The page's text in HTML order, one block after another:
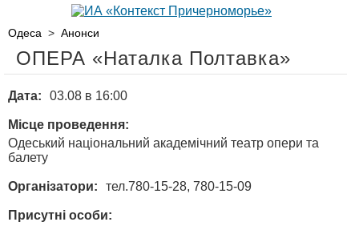
Одеса > Анонси
ОПЕРА «Наталка Полтавка»
Дата: 03.08 в 16:00
Місце проведення:
Одеський національний академічний театр опери та
балету
Організатори: тел.780-15-28, 780-15-09
Присутні особи: